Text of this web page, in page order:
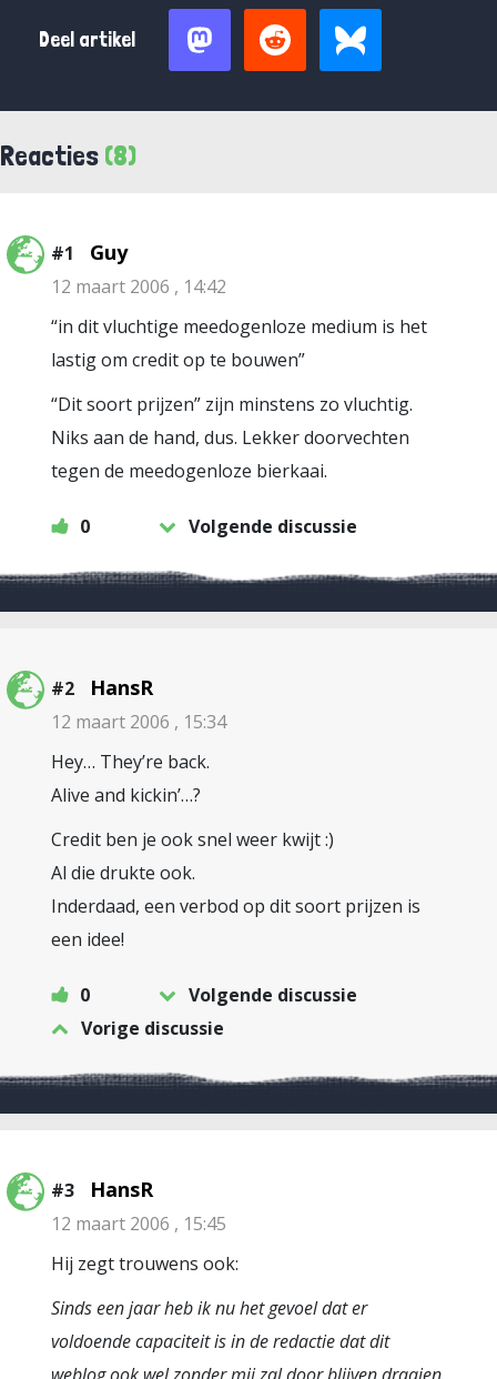
Deel artikel
Reacties (8)
#1 Guy
12 maart 2006 , 14:42
“in dit vluchtige meedogenloze medium is het
lastig om credit op te bouwen”
“Dit soort prijzen” zijn minstens zo vluchtig.
Niks aan de hand, dus. Lekker doorvechten
tegen de meedogenloze bierkaai.
0 Volgende discussie
#2 HansR
12 maart 2006 , 15:34
Hey… They’re back.
Alive and kickin’…?
Credit ben je ook snel weer kwijt :)
Al die drukte ook.
Inderdaad, een verbod op dit soort prijzen is
een idee!
0
Volgende discussie
Vorige discussie
#3 HansR
12 maart 2006 , 15:45
Hij zegt trouwens ook:
Sinds een jaar heb ik nu het gevoel dat er
voldoende capaciteit is in de redactie dat dit